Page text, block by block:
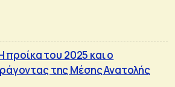
προίκα του 2025 και ο
της Μέσης Ανατολής